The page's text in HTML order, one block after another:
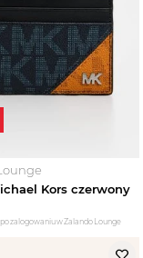
Kors czerwony
zalogowaniu w Zalando Lounge